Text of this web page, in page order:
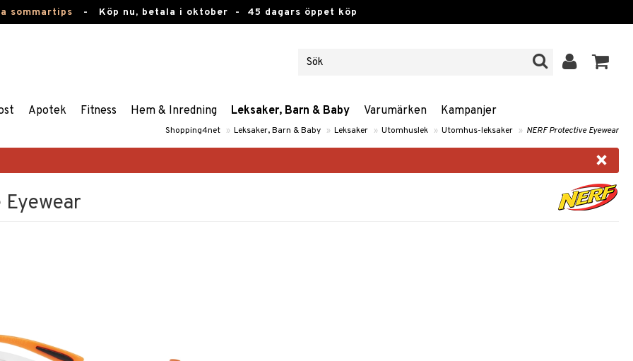
sommartips - Köp nu, betala i oktober - 45 dagars öppet köp
Apotek Fitness Hem & Inredning Leksaker, Barn & Baby Varumärken Kampanjer
Shopping4net » Leksaker, Barn & Baby » Leksaker » Utomhuslek » Utomhus-leksaker » NERF Protective Eyewear
×